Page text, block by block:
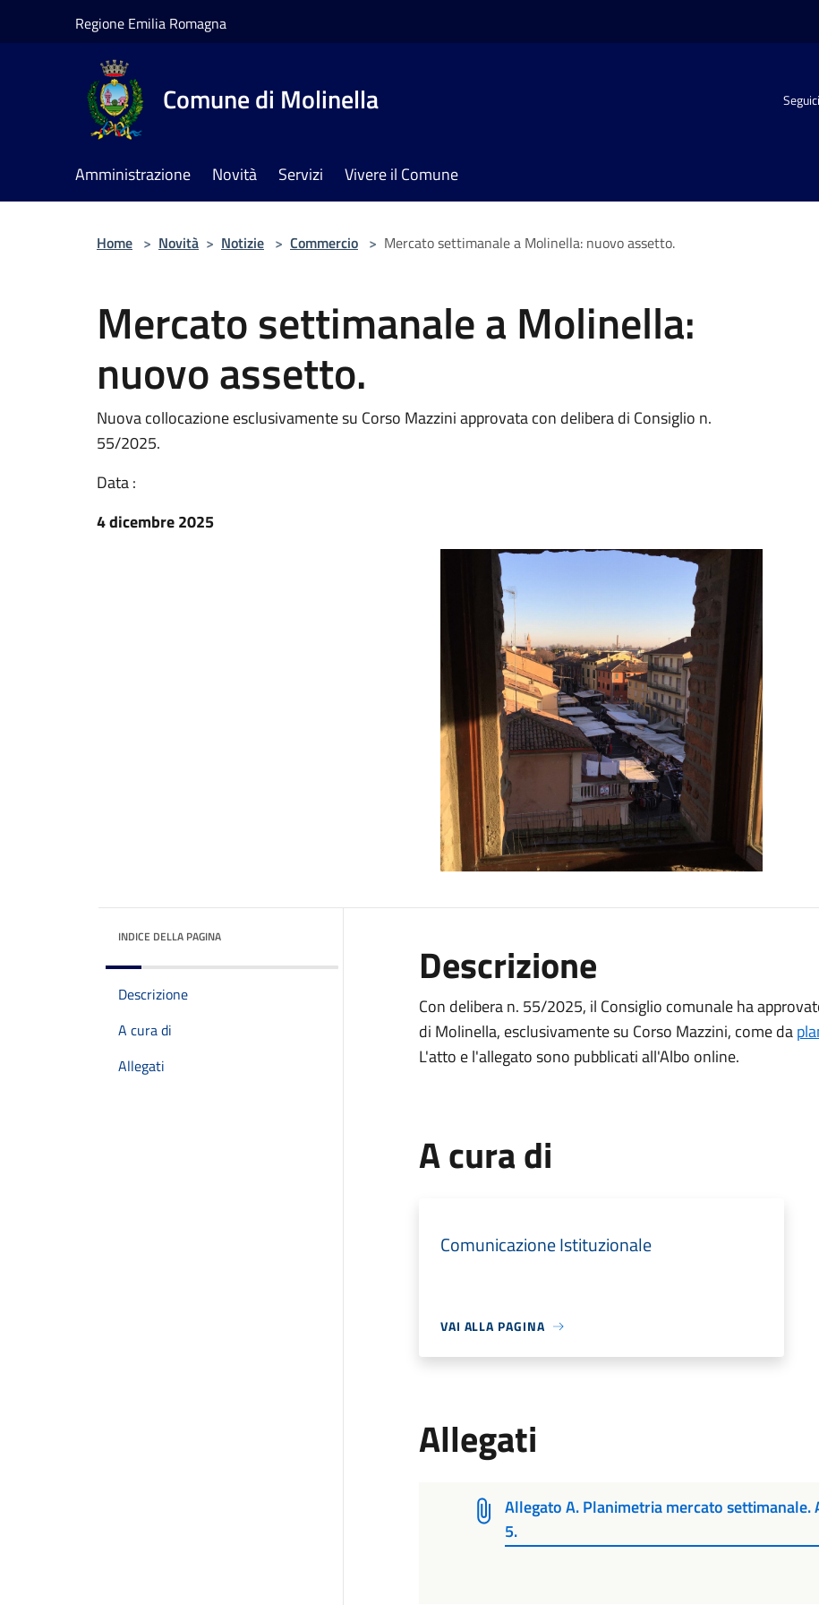
Regione Emilia Romagna
Comune di Molinella
Amministrazione Novità Servizi Vivere il Comune
Home > Novità > Notizie > Commercio > Mercato settimanale a Molinella: nuovo assetto.
Mercato settimanale a Molinella:
nuovo assetto.
Nuova collocazione esclusivamente su Corso Mazzini approvata con delibera di Consiglio n.
55/2025.
Data :
4 dicembre 2025
INDICE DELLA PAGINA
Descrizione
A cura di
Allegati
Descrizione
Con delibera n. 55/2025, il Consiglio comunale ha
di Molinella, esclusivamente su Corso Mazzini, come da
L'atto e l'allegato sono pubblicati all'Albo online.
A cura di
Comunicazione Istituzionale
VAI ALLA PAGINA
Allegati
Allegato A. Planimetria mercato
5.